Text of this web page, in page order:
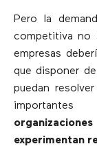
Pero la
competitiva no
empresas
que disponer
puedan
experimentan